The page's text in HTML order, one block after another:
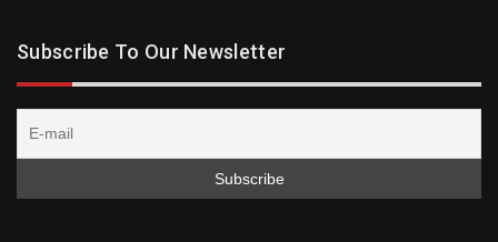
Subscribe To Our Newsletter